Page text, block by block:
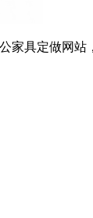
具定做网站